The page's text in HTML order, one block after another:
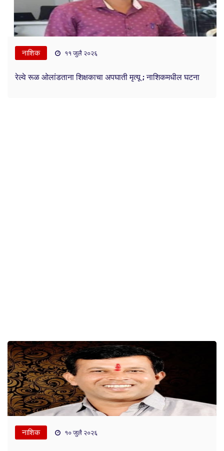
नाशिक ११ जुलै २०२६
रेल्वे रूळ ओलांडताना शिक्षकाचा अपघाती मृत्यू ; नाशिकमधील घटना
नाशिक १० जुलै २०२६